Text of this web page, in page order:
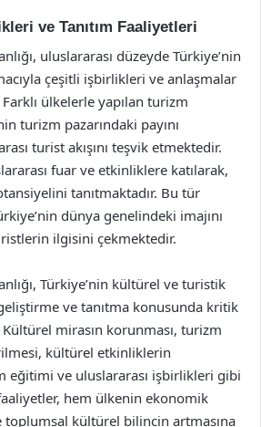
ve Tanıtım Faaliyetleri
uluslararası düzeyde Türkiye’nin
çeşitli işbirlikleri ve anlaşmalar
ülkelerle yapılan turizm
turizm pazarındaki payını
turist akışını teşvik etmektedir.
fuar ve etkinliklere katılarak,
tanıtmaktadır. Bu tür
dünya genelindeki imajını
ilgisini çekmektedir.
Türkiye’nin kültürel ve turistik
ve tanıtma konusunda kritik
mirasın korunması, turizm
kültürel etkinliklerin
eğitimi ve uluslararası işbirlikleri gibi
hem ülkenin ekonomik
toplumsal kültürel bilincin artmasına